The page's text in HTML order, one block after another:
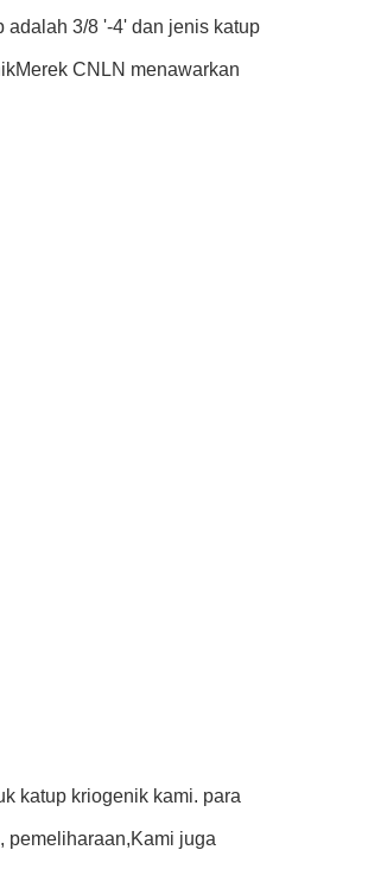
adalah 3/8 '-4' dan jenis katup
CNLN menawarkan
katup kriogenik kami. para
pemeliharaan,Kami juga